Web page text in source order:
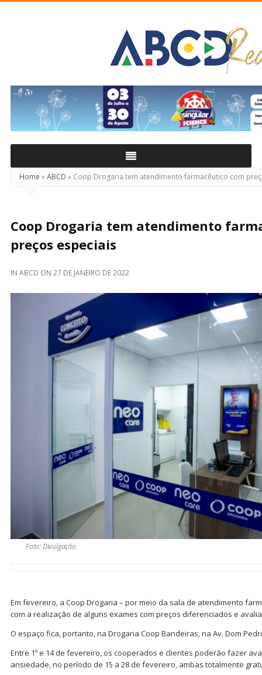
Real
Home »ABCD » Coop Drogaria tem atendimento farmacêutico com
Coop Drogaria tem atendimento
preços especiais
IN ABCD ON 27 DE JANEIRO DE 2022
Foto: Divulgação
Em fevereiro, a Coop Drogaria – por meio da sala de atendimento
com a realização de alguns exames com preços diferenciados e
O espaço fica, portanto, na Drogaria Coop Bandeiras, na Av. Dom
Entre 1º e 14 de fevereiro, os cooperados e clientes poderão fazer
ansiedade, no período de 15 a 28 de fevereiro, ambas totalmente